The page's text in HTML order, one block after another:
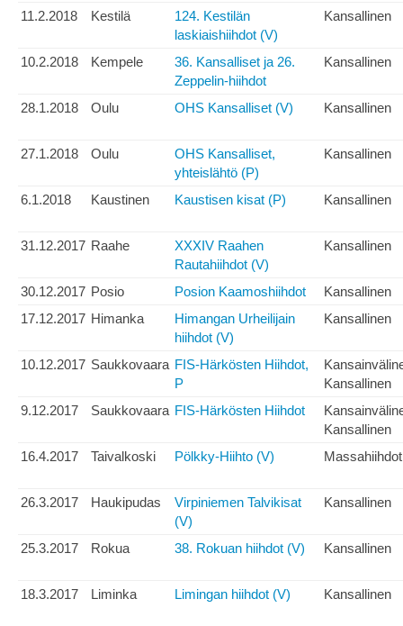
11.2.2018
Kestilä
124. Kestilän
laskiaishiihdot (V)
Kansallinen
10.2.2018 Kempele
36. Kansalliset ja 26.
Zeppelin-hiihdot
Kansallinen
28.1.2018 Oulu OHS Kansalliset (V) Kansallinen
27.1.2018 Oulu
OHS Kansalliset,
yhteislähtö (P)
Kansallinen
6.1.2018 Kaustinen Kaustisen kisat (P) Kansallinen
31.12.2017 Raahe
XXXIV Raahen
Rautahiihdot (V)
Kansallinen
30.12.2017 Posio Posion Kaamoshiihdot
Kansallinen
17.12.2017 Himanka
Himangan Urheilijain
hiihdot (V)
Kansallinen
10.12.2017 Saukkovaara FIS-Härkösten Hiihdot,
P
Kansallinen
9.12.2017
Saukkovaara FIS-Härkösten Hiihdot
Kansallinen
16.4.2017
Taivalkoski Pölkky-Hiihto (V) Massahiihdot
26.3.2017 Haukipudas
Virpiniemen Talvikisat
(V)
Kansallinen
25.3.2017 Rokua 38. Rokuan hiihdot (V) Kansallinen
18.3.2017 Liminka Limingan hiihdot (V) Kansallinen